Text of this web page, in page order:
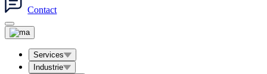
Contact
Services
Industrie